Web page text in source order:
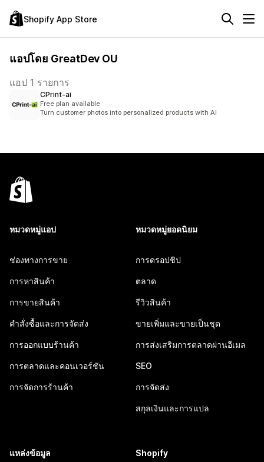
Shopify App Store
แอปโดย GreatDev OU
แอป 1 รายการ
CPrint‑ai
Free plan available
Turn customer photos into personalized products with AI
หมวดหมู่แอป
ช่องทางการขาย
การหาสินค้า
การขายสินค้า
คำสั่งซื้อและการจัดส่ง
การออกแบบร้านค้า
การตลาดและคอนเวอร์ชัน
การจัดการร้านค้า
หมวดหมู่ยอดนิยม
การดรอปชิป
ตลาด
รีวิวสินค้า
ขายเพิ่มและขายเป็นชุด
การส่งเสริมการตลาดผ่านอีเมล
SEO
การจัดส่ง
สกุลเงินและการแปล
แหล่งข้อมูล Shopify